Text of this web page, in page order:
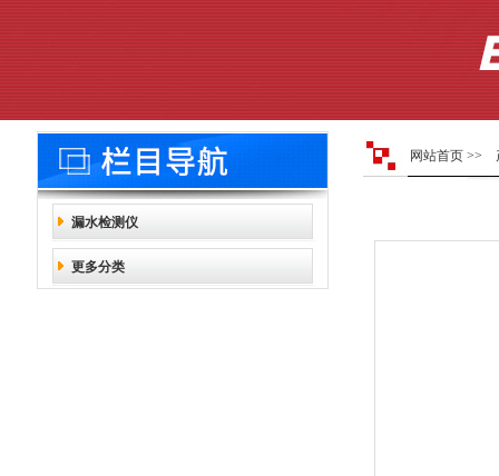
漏水检测仪
更多分类
网站首页 >>